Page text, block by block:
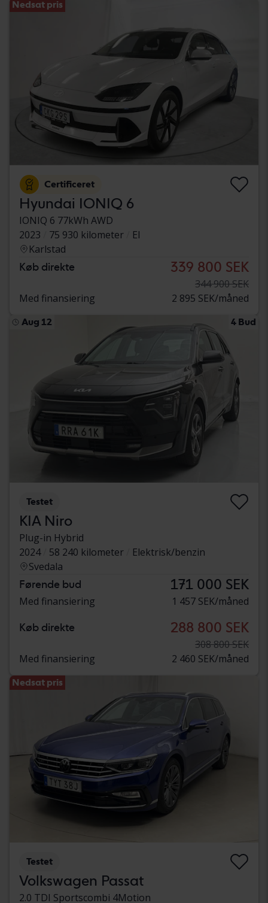
Nedsat pris
Certificeret
Hyundai IONIQ 6
IONIQ 6 77kWh AWD
2023
75 930 kilometer
El
Karlstad
Køb direkte 339 800 SEK
344 900 SEK
Med finansiering
2 895 SEK/måned
Aug 12 4 Bud
Testet
KIA Niro
Plug-in Hybrid
2024
58 240 kilometer
Elektrisk/benzin
Svedala
Førende bud 171 000 SEK
Med finansiering 1 457 SEK/måned
Køb direkte 288 800 SEK
308 800 SEK
Med finansiering
2 460 SEK/måned
Nedsat pris
Testet
Volkswagen Passat
2.0 TDI Sportscombi 4Motion